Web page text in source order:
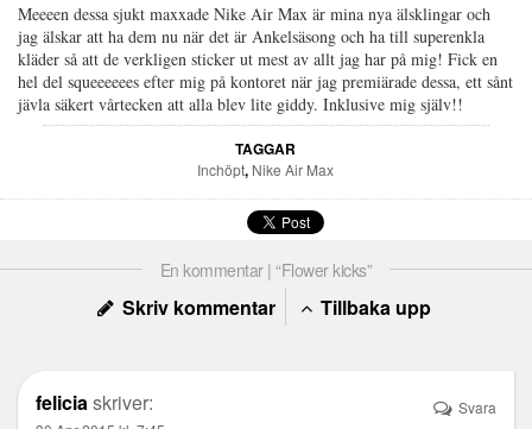
Meeeen dessa sjukt maxxade Nike Air Max är mina nya älsklingar och
jag älskar att ha dem nu när det är Ankelsäsong och ha till superenkla
kläder så att de verkligen sticker ut mest av allt jag har på mig! Fick en
hel del squeeeeees efter mig på kontoret när jag premiärade dessa, ett sånt
jävla säkert vårtecken att alla blev lite giddy. Inklusive mig själv!!
TAGGAR
Inchöpt, Nike Air Max
En kommentar | “Flower kicks”
Skriv kommentar Tillbaka upp
feliciaskriver: Svara